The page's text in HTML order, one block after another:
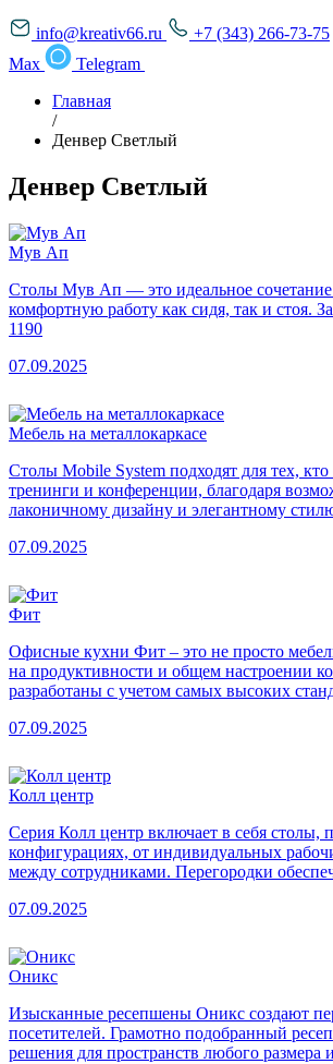
info@kreativ66.ru
+7 (343) 266-73-75
Max
Telegram
Главная
/
Денвер Светлый
Денвер Светлый
Мув Ап
Столы Мув Ап — это идеальное сочетание
комфортную работу как сидя, так и стоя.
1190
07.09.2025
Мебель на металлокаркасе
Столы Mobile System подходят для тех,
тренинги и конференции, благодаря
лаконичному дизайну и элегантному
07.09.2025
Фит
Офисные кухни Фит – это не просто
на продуктивности и общем настроении
разработаны с учетом самых высоких
07.09.2025
Колл центр
Серия Колл центр включает в себя столы,
конфигурациях, от индивидуальных
между сотрудниками. Перегородки
07.09.2025
Оникс
Изысканные ресепшены Оникс создают
посетителей. Грамотно подобранный
решения для пространств любого